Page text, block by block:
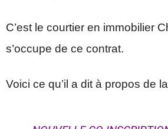
C’est le courtier en immobilier
s’occupe de ce contrat.
Voici ce qu’il a dit à propos de